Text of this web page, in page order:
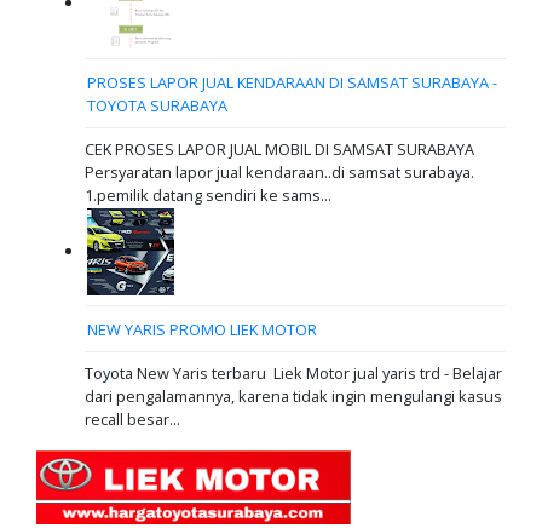
PROSES LAPOR JUAL KENDARAAN DI SAMSAT SURABAYA -
TOYOTA SURABAYA
CEK PROSES LAPOR JUAL MOBIL DI SAMSAT SURABAYA
Persyaratan lapor jual kendaraan..di samsat surabaya.
1.pemilik datang sendiri ke sams...
NEW YARIS PROMO LIEK MOTOR
Toyota New Yaris terbaru Liek Motor jual yaris trd - Belajar
dari pengalamannya, karena tidak ingin mengulangi kasus
recall besar...